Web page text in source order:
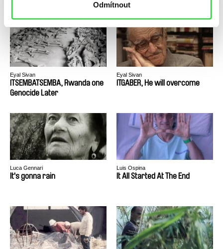
Odmítnout
Eyal Sivan
ITSEMBATSEMBA, Rwanda one
Genocide Later
Eyal Sivan
ITGABER, He will overcome
Luca Gennari
It's gonna rain
Luis Ospina
It All Started At The End